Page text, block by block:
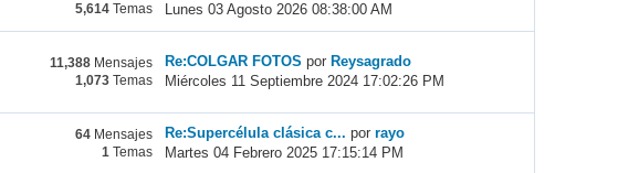
5,614 Temas
Lunes 03 Agosto 2026 08:38:00 AM
11,388 Mensajes
1,073 Temas
Re:COLGAR FOTOS por Reysagrado
Miércoles 11 Septiembre 2024 17:02:26 PM
64 Mensajes
1 Temas
Re:Supercélula clásica c... porrayo
Martes 04 Febrero 2025 17:15:14 PM